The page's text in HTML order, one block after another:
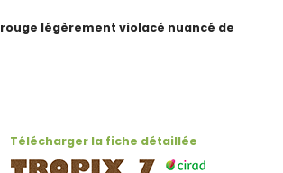
légèrement violacé nuancé de
Télécharger la fiche détaillée